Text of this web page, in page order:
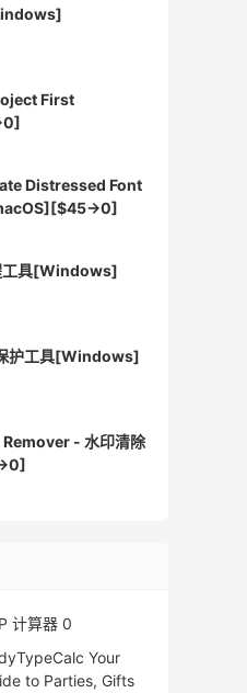
First
Distressed Font
工具[Windows]
护工具[Windows]
- 水印清除
计算器 0
Your
to Parties, Gifts